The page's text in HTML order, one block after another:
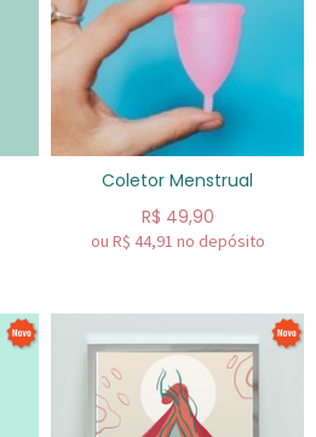
Coletor Menstrual
R$ 49,90
ou R$ 44,91 no depósito